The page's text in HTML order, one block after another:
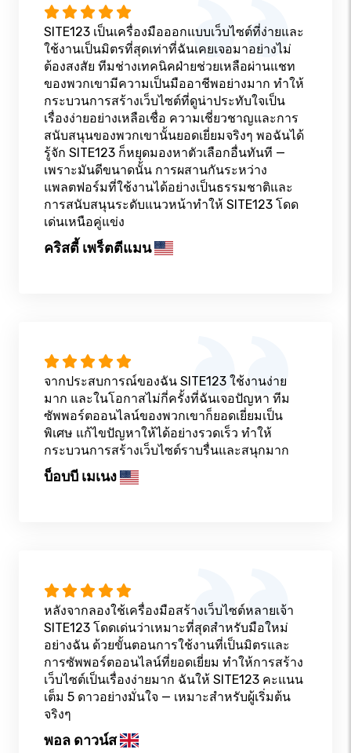
SITE123 เป็นเครื่องมือออกแบบเว็บไซต์ที่ง่ายและ
ใช้งานเป็นมิตรที่สุดเท่าที่ฉันเคยเจอมาอย่างไม่
ต้องสงสัย ทีมช่างเทคนิคฝ่ายช่วยเหลือผ่านแชท
ของพวกเขามีความเป็นมืออาชีพอย่างมาก ทำให้
กระบวนการสร้างเว็บไซต์ที่ดูน่าประทับใจเป็น
เรื่องง่ายอย่างเหลือเชื่อ ความเชี่ยวชาญและการ
สนับสนุนของพวกเขานั้นยอดเยี่ยมจริงๆ พอฉันได้
รู้จัก SITE123 ก็หยุดมองหาตัวเลือกอื่นทันที —
เพราะมันดีขนาดนั้น การผสานกันระหว่าง
แพลตฟอร์มที่ใช้งานได้อย่างเป็นธรรมชาติและ
การสนับสนุนระดับแนวหน้าทำให้ SITE123 โดด
เด่นเหนือคู่แข่ง
คริสตี้ เพร็ตตีแมน
จากประสบการณ์ของฉัน SITE123 ใช้งานง่าย
มาก และในโอกาสไม่กี่ครั้งที่ฉันเจอปัญหา ทีม
ซัพพอร์ตออนไลน์ของพวกเขาก็ยอดเยี่ยมเป็น
พิเศษ แก้ไขปัญหาให้ได้อย่างรวดเร็ว ทำให้
กระบวนการสร้างเว็บไซต์ราบรื่นและสนุกมาก
บ็อบบี เมเนง
หลังจากลองใช้เครื่องมือสร้างเว็บไซต์หลายเจ้า
SITE123 โดดเด่นว่าเหมาะที่สุดสำหรับมือใหม่
อย่างฉัน ด้วยขั้นตอนการใช้งานที่เป็นมิตรและ
การซัพพอร์ตออนไลน์ที่ยอดเยี่ยม ทำให้การสร้าง
เว็บไซต์เป็นเรื่องง่ายมาก ฉันให้ SITE123 คะแนน
เต็ม 5 ดาวอย่างมั่นใจ — เหมาะสำหรับผู้เริ่มต้น
จริงๆ
พอล ดาวน์ส